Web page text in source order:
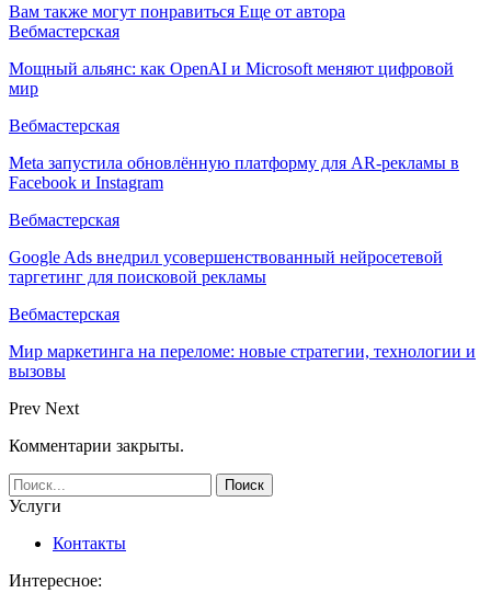
Вам также могут понравиться Еще от автора
Вебмастерская
Мощный альянс: как OpenAI и Microsoft меняют цифровой
мир
Вебмастерская
Meta запустила обновлённую платформу для AR-рекламы в
Facebook и Instagram
Вебмастерская
Google Ads внедрил усовершенствованный нейросетевой
таргетинг для поисковой рекламы
Вебмастерская
Мир маркетинга на переломе: новые стратегии, технологии и
вызовы
Prev Next
Комментарии закрыты.
Услуги
Контакты
Интересное: